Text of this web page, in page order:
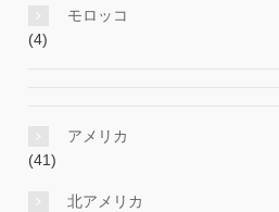
モロッコ
(4)
アメリカ
(41)
北アメリカ